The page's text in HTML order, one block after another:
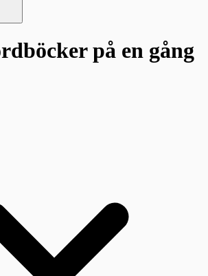
på en gång